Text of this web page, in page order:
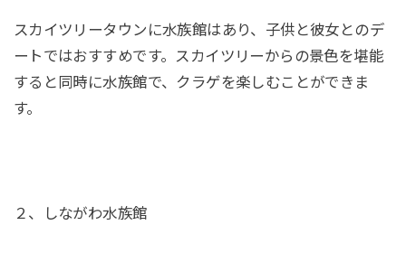
スカイツリータウンに水族館はあり、子供と彼女とのデ
ートではおすすめです。スカイツリーからの景色を堪能
すると同時に水族館で、クラゲを楽しむことができま
す。
２、しながわ水族館